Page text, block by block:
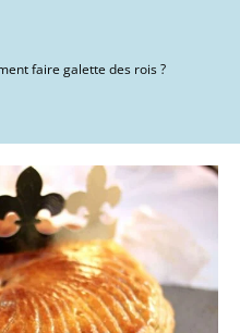
faire galette des rois ?